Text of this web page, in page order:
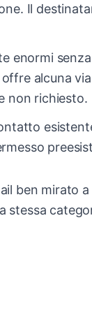
Il
enormi
alcuna
non richiesto.
ben mirato a
stessa